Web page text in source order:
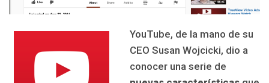
YouTube, de la mano de su
CEO Susan Wojcicki, dio a
conocer una serie de